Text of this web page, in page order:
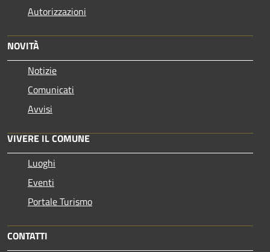
Autorizzazioni
NOVITÀ
Notizie
Comunicati
Avvisi
VIVERE IL COMUNE
Luoghi
Eventi
Portale Turismo
CONTATTI